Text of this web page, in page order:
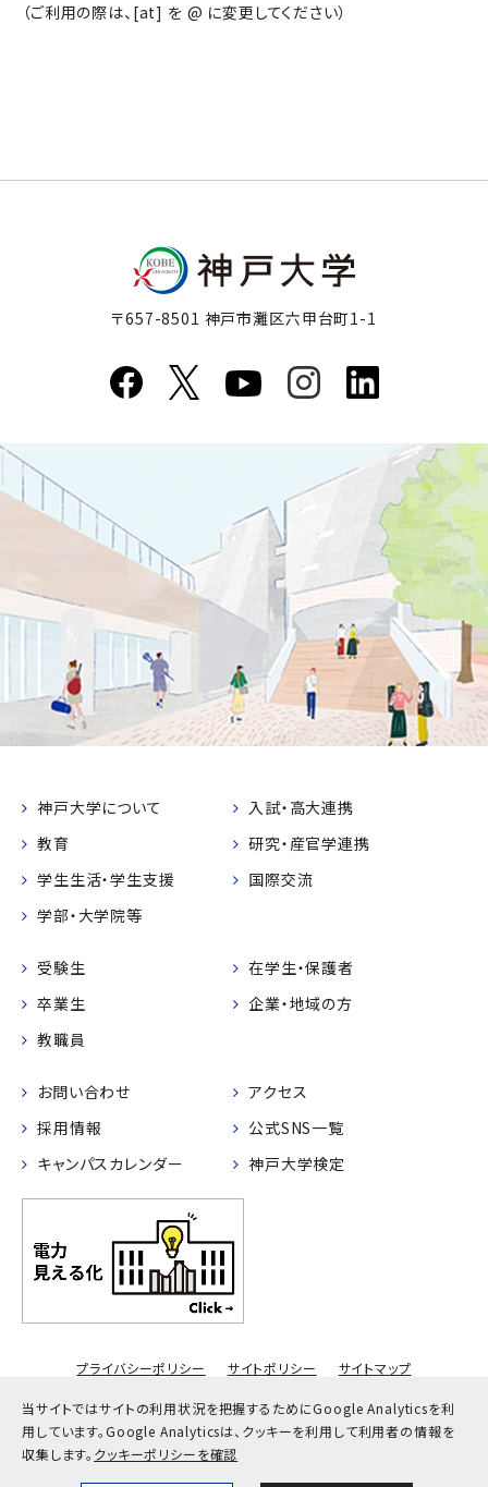
当サイトではサイトの利用状況を把握するためにGoogle Analyticsを利
用しています。Google Analyticsは、クッキーを利用して利用者の情報を
収集します。 クッキーポリシーを確認
（ご利用の際は、[at] を @ に変更してください）
〒657-8501 神戸市灘区六甲台町1-1
神戸大学について
入試・高大連携
教育
研究・産官学連携
学生生活・学生支援
国際交流
学部・大学院等
受験生
在学生・保護者
卒業生
企業・地域の方
教職員
お問い合わせ
アクセス
採用情報
公式SNS一覧
キャンパスカレンダー
神戸大学検定
プライバシーポリシー サイトポリシー サイトマップ
© Kobe University